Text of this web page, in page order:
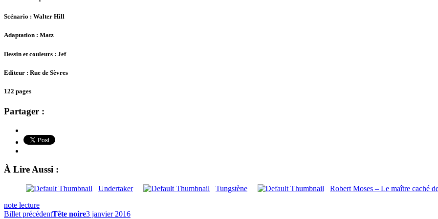
Scénario : Walter Hill
Adaptation : Matz
Dessin et couleurs : Jef
Editeur : Rue de Sèvres
122 pages
Partager :
À Lire Aussi :
Undertaker Tungstène
Robert Moses – Le maître caché
note lecture
Billet précédentTête noire3 janvier 2016